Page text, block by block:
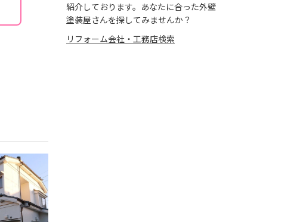
紹介しております。あなたに合った外壁
塗装屋さんを探してみませんか？
リフォーム会社・工務店検索